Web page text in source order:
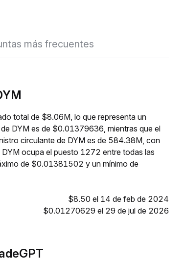
más frecuentes
total de $8.06M, lo que representa un
DYM es de $0.01379636, mientras que el
circulante de DYM es de 584.38M, con
ocupa el puesto 1272 entre todas las
de $0.01381502 y un mínimo de
$8.50 el 14 de feb de 2024
$0.01270629 el 29 de jul de 2026